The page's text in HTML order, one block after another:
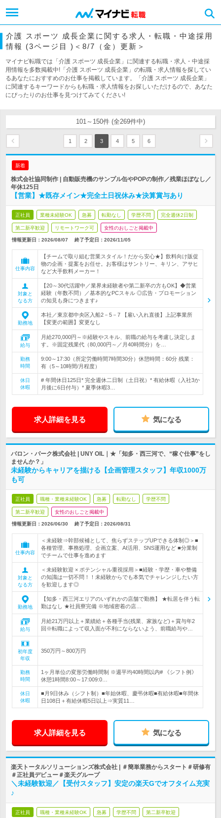
介護 スポーツ 成長企業に関する求人・転職・中途採用
情報 (3ページ目 )＜8/7（金）更新＞
マイナビ転職では「介護 スポーツ 成長企業」に関連する転職・求人・中途採
用情報を多数掲載中!「介護 スポーツ 成長企業」の転職・求人情報を探してい
るあなたにおすすめのお仕事を掲載しています。「介護 スポーツ 成長企業」
に関連するキーワードからも転職・求人情報をお探しいただけるので、あなた
にぴったりのお仕事を見つけてみてください!
101～150件 (全269件中)
1 2 3 4 5 6
新着
株式会社協同制作 | 自動販売機のサンプル缶やPOPの制作／残業ほぼなし／
年休125日
【営業】★既存メイン★完全土日祝休み★決算賞与あり
正社員 業種未経験OK 急募 転勤なし 学歴不問 完全週休2日制
第二新卒歓迎 リモートワーク可 女性のおしごと掲載中
情報更新日：2026/08/07 終了予定日： 2026/11/05
仕事内容
【チームで取り組む営業スタイル！だから安心★】飲料向け販促
物の企画・提案をお任せ。お客様はサントリー、キリン、アサヒ
など大手飲料メーカー！
対象と
なる方
【20～30代活躍中／業界未経験者や第二新卒の方もOK】◆営業
経験（年数不問）／基本的なPCスキル ◎広告・プロモーション
の知見も身につきます♪
勤務地
本社／東京都中央区入船2－5－7 【雇い入れ直後】上記事業所
【変更の範囲】変更なし
給与
月給270,000円～※経験やスキル、前職の給与を考慮し決定しま
す。※固定残業代（80,000円～／月40時間分）を…
勤務
時間
9:00～17:30（所定労働時間7時間30分）休憩時間：60分 残業：
有（5～10時間/月程度）
休日
休暇
# 年間休日125日* 完全週休二日制（土日祝）* 有給休暇（入社3か
月後に6日付与）* 夏季休暇3…
求人詳細を見る 気になる
バロン・パーク株式会社 | UNY OIL｜★「知多・西三河で、“稼ぐ仕事”をし
ませんか？」
未経験からキャリアを描ける【企画管理スタッフ】年収1000万
も可
正社員 職種・業種未経験OK 急募 転勤なし 学歴不問
第二新卒歓迎 女性のおしごと掲載中
情報更新日：2026/06/30 終了予定日： 2026/08/31
仕事内容
＜未経験⇒幹部候補として、焦らずステップUPできる体制◎＞■
各種管理、事務処理、企画立案、AI活用、SNS運用など ■分業制
でチームで仕事を進めます
対象と
なる方
＜未経験歓迎 × ポテンシャル重視採用＞■経験・学歴・車や整備
の知識は一切不問！！未経験からでも本気でチャレンジしたい方
を歓迎します◎
勤務地
【知多・西三河エリアのいずれかの店舗で勤務】 ★転居を伴う転
勤はなし ★社員寮完備 ※地域密着の店…
給与
月給21万円以上＋業績給＋各種手当(残業、家族など)＋賞与年2
回※転職によって収入面が不利にならないよう、前職給与や…
初年度
年収
350万円～800万円
勤務
時間
1ヶ月単位の変形労働時間制 ※週平均40時間以内# 《シフト例》
休憩1時間8:00～17:009:0…
休日
休暇
■月9日休み（シフト制）■年始休暇、慶弔休暇■有給休暇■年間休
日108日＋有給休暇5日以上⇒実質11…
求人詳細を見る 気になる
楽天トータルソリューションズ株式会社 | ＃簡単業務からスタート＃研修有
＃正社員デビュー＃楽天グループ
＼未経験歓迎／【受付スタッフ】安定の楽天Gでオフタイム充実
♪
正社員 職種・業種未経験OK 急募 学歴不問 第二新卒歓迎